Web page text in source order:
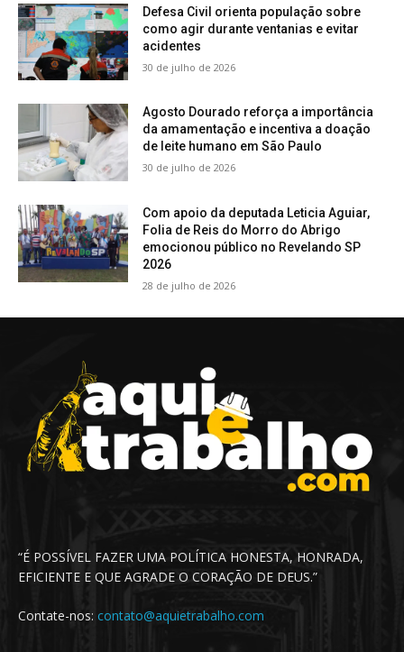
Defesa Civil orienta população sobre
como agir durante ventanias e evitar
acidentes
30 de julho de 2026
Agosto Dourado reforça a importância
da amamentação e incentiva a doação
de leite humano em São Paulo
30 de julho de 2026
Com apoio da deputada Leticia Aguiar,
Folia de Reis do Morro do Abrigo
emocionou público no Revelando SP
2026
28 de julho de 2026
“É POSSÍVEL FAZER UMA POLÍTICA HONESTA, HONRADA,
EFICIENTE E QUE AGRADE O CORAÇÃO DE DEUS.”
Contate-nos: contato@aquietrabalho.com